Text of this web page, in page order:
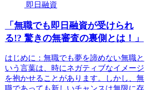
即日融資
「無職でも即日融資が受けられ
る!? 驚きの無審査の裏側とは！」
はじめに：無職でも夢を諦めない無職と
いう言葉は、時にネガティブなイメージ
を抱かせることがあります。しかし、無